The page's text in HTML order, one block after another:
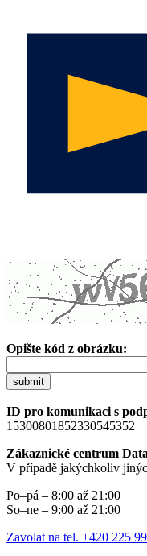
Opište kód z obrázku:
submit
ID pro komunikaci s
15300801852330545352
Zákaznické centrum
V případě jakýchkoliv
Po–pá – 8:00 až 21:00
So–ne – 9:00 až 21:00
Zavolat na tel. +420 225